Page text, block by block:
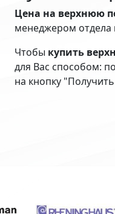
Цена на верхнюю
менеджером отдела
Чтобы купить
для Вас способом:
на кнопку